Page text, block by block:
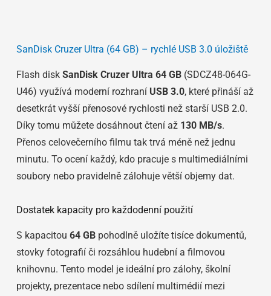
SanDisk Cruzer Ultra (64 GB) – rychlé USB 3.0 úložiště
Flash diskSanDisk Cruzer Ultra 64 GB (SDCZ48-064G-
U46) využívá moderní rozhraní USB 3.0, které přináší až
desetkrát vyšší přenosové rychlosti než starší USB 2.0.
Díky tomu můžete dosáhnout čtení až 130 MB/s.
Přenos celovečerního filmu tak trvá méně než jednu
minutu. To ocení každý, kdo pracuje s multimediálními
soubory nebo pravidelně zálohuje větší objemy dat.
Dostatek kapacity pro každodenní použití
S kapacitou64 GB pohodlně uložíte tisíce dokumentů,
stovky fotografií či rozsáhlou hudební a filmovou
knihovnu. Tento model je ideální pro zálohy, školní
projekty, prezentace nebo sdílení multimédií mezi